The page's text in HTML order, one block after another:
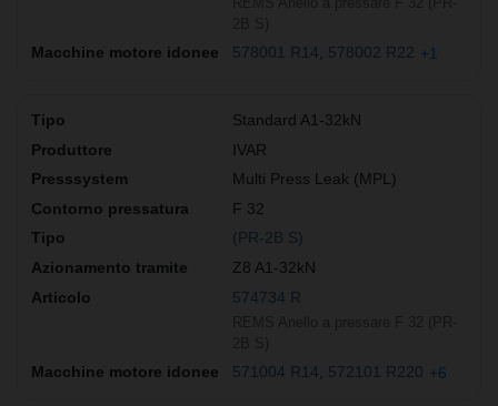
578001 R14 578002 R22 +1
Standard A1-32kN
IVAR
Multi Press Leak (MPL)
F 32
(PR-2B S)
Z8 A1-32kN
574734 R
571004 R14 572101 R220 +6